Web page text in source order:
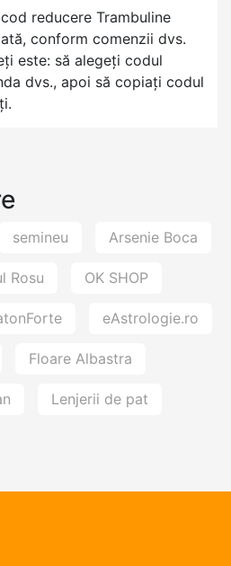
reducere Trambuline
conform comenzii dvs.
este: să alegeți codul
dvs., apoi să copiați codul
semineu Arsenie Boca
Rosu OK SHOP
eAstrologie.ro
Floare Albastra
Lenjerii de pat